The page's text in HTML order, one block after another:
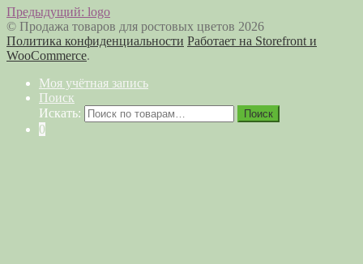
Предыдущий: logo
© Продажа товаров для ростовых цветов 2026
Политика конфиденциальности Работает на Storefront и
WooCommerce.
Моя учётная запись
Поиск
Искать:
Поиск
0